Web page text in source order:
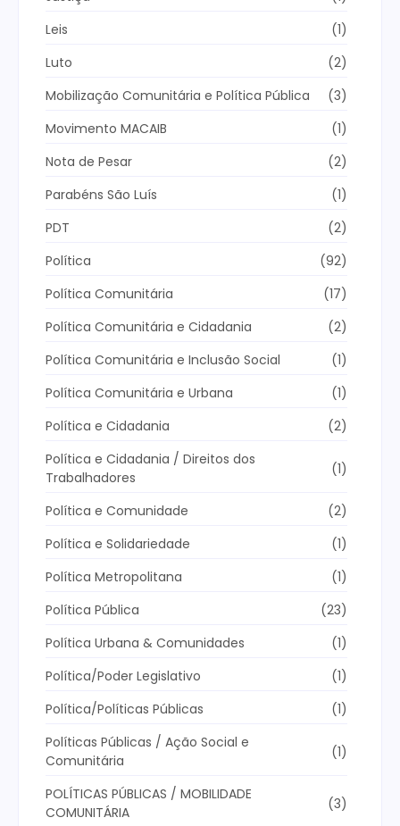
Leis
(1)
Luto
(2)
Mobilização Comunitária e Política Pública
(3)
Movimento MACAIB
(1)
Nota de Pesar
(2)
Parabéns São Luís
(1)
PDT
(2)
Política
(92)
Política Comunitária
(17)
Política Comunitária e Cidadania
(2)
Política Comunitária e Inclusão Social
(1)
Política Comunitária e Urbana
(1)
Política e Cidadania
(2)
Política e Cidadania / Direitos dos
Trabalhadores
(1)
Política e Comunidade
(2)
Política e Solidariedade
(1)
Política Metropolitana
(1)
Política Pública
(23)
Política Urbana & Comunidades
(1)
Política/Poder Legislativo
(1)
Política/Políticas Públicas
(1)
Políticas Públicas / Ação Social e
Comunitária
(1)
POLÍTICAS PÚBLICAS / MOBILIDADE
COMUNITÁRIA
(3)